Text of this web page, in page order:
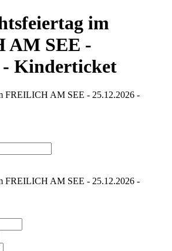
im
AM SEE -
- Kinderticket
FREILICH AM SEE - 25.12.2026 -
FREILICH AM SEE - 25.12.2026 -